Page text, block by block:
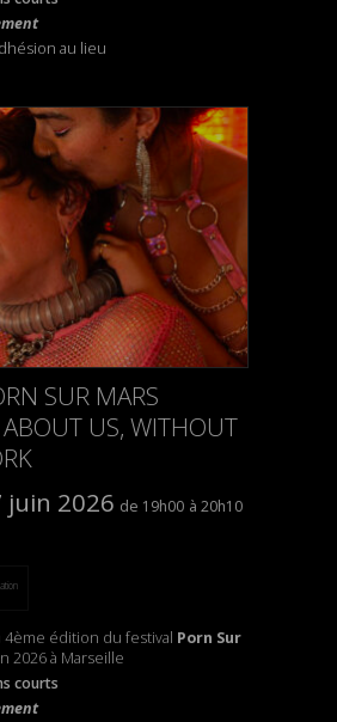
au lieu
SUR MARS
US, WITHOUT
juin 2026
19h00 20h10
4ème édition du festival Porn Sur
2026 à Marseille
courts